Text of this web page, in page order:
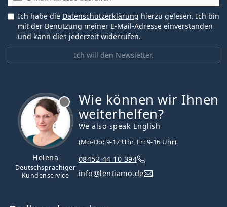
Ich will den Newsletter.
Ich habe die Datenschutzerklärung hierzu gelesen. Ich bin
mit der Benutzung meiner E-Mail-Adresse einverstanden
und kann dies jederzeit widerrufen.
Helena
Deutschsprachiger
Kundenservice
Wie können wir Ihnen
weiterhelfen?
We also speak English
(Mo-Do: 9-17 Uhr, Fr: 9-16 Uhr)
08452 44 10 394
info@lentiamo.de